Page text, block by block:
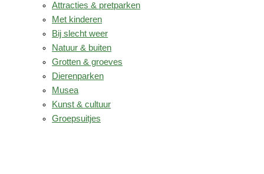
Attracties & pretparken
Met kinderen
Bij slecht weer
Natuur & buiten
Grotten & groeves
Dierenparken
Musea
Kunst & cultuur
Groepsuitjes